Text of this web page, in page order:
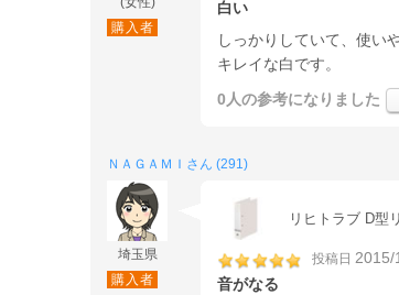
購入者
白い
しっかりしていて、使い
キレイな白です。
0人の参考になりました
ＮＡＧＡＭＩさん (291)
埼玉県
購入者
リヒトラブ D型
投稿日 2015/
音がなる